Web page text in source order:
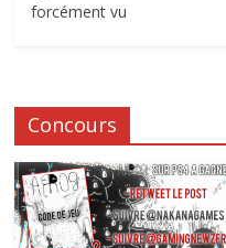
forcément vu
Concours